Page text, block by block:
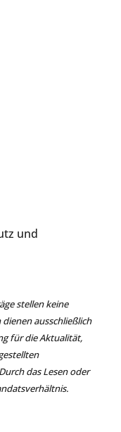
und
stellen keine
ausschließlich
für die Aktualität,
das Lesen oder